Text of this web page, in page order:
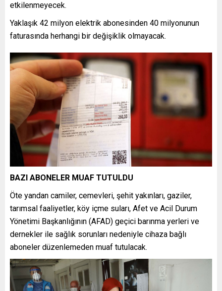
etkilenmeyecek.
Yaklaşık 42 milyon elektrik abonesinden 40 milyonunun
faturasında herhangi bir değişiklik olmayacak.
BAZI ABONELER MUAF TUTULDU
Öte yandan camiler, cemevleri, şehit yakınları, gaziler,
tarımsal faaliyetler, köy içme suları, Afet ve Acil Durum
Yönetimi Başkanlığının (AFAD) geçici barınma yerleri ve
dernekler ile sağlık sorunları nedeniyle cihaza bağlı
aboneler düzenlemeden muaf tutulacak.